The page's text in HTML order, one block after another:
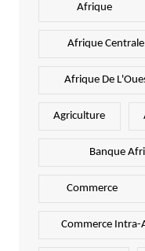
Afrique
Afrique Centrale
Afrique De
Agriculture
Banque
Commerce
Commerce Intra-